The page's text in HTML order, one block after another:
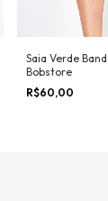
Saia Verde
Bobstore
R$60,00